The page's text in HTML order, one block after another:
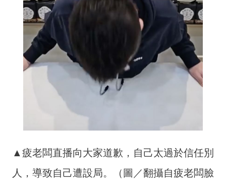
▲疲老闆直播向大家道歉，自己太過於信任別
人，導致自己遭設局。（圖／翻攝自疲老闆臉